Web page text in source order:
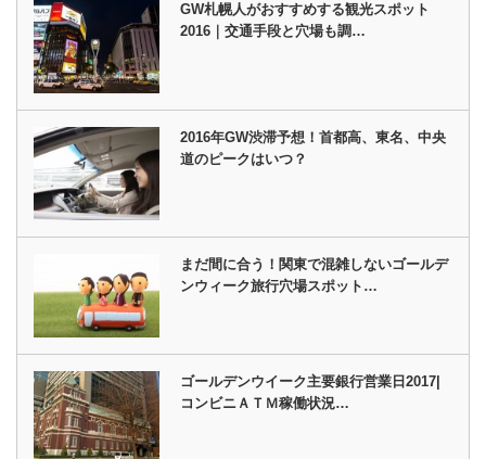
GW札幌人がおすすめする観光スポット
2016｜交通手段と穴場も調…
2016年GW渋滞予想！首都高、東名、中央
道のピークはいつ？
まだ間に合う！関東で混雑しないゴールデ
ンウィーク旅行穴場スポット…
ゴールデンウイーク主要銀行営業日2017|
コンビニＡＴＭ稼働状況…